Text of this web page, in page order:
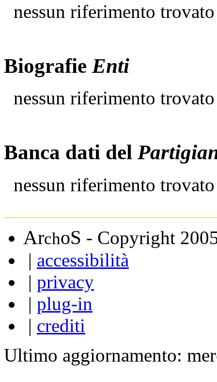
nessun riferimento trovato
Biografie Enti
nessun riferimento trovato
Banca dati del
nessun riferimento trovato
ArchoS - Copyright
| accessibilità
| privacy
| plug-in
| crediti
Ultimo aggiornamento: